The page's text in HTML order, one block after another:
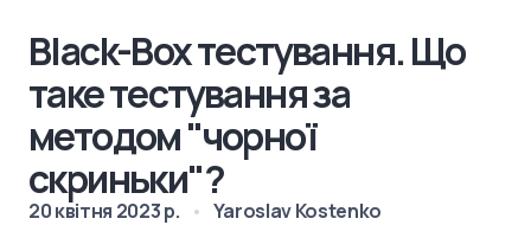
Black-Box тестування. Що
таке тестування за
методом "чорної
скриньки"?
20 квітня 2023 р. Yaroslav Kostenko